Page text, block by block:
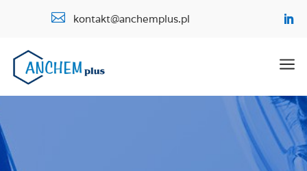
 kontakt@anchemplus.pl
a